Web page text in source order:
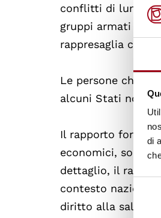
di
conflitti di lunga
gruppi armati
rappresaglia
Le persone che si
alcuni Stati non
Il rapporto fornisce
economici,
dettaglio, il
contesto
diritto alla salute.